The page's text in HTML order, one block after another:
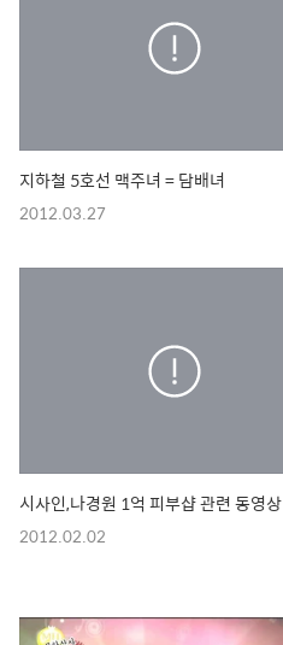
지하철 5호선 맥주녀 = 담배녀
2012.03.27
시사인,나경원 1억 피부샵 관련 동영상
2012.02.02